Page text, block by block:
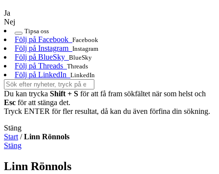
Ja
Nej
Tipsa oss
Följ på Facebook Facebook
Följ på Instagram Instagram
Följ på BlueSky BlueSky
Följ på Threads Threads
Följ på LinkedIn LinkedIn
Du kan trycka Shift + S för att få fram sökfältet när som helst och
Esc för att stänga det.
Tryck ENTER för fler resultat, då kan du även förfina din sökning.
Stäng
Start /Linn Rönnols
Stäng
Linn Rönnols